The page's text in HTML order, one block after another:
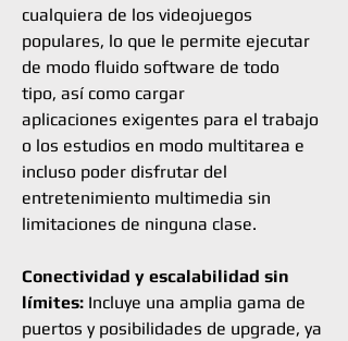
cualquiera de los videojuegos
populares, lo que le permite ejecutar
de modo fluido software de todo
tipo, así como cargar
aplicaciones exigentes para el trabajo
o los estudios en modo multitarea e
incluso poder disfrutar del
entretenimiento multimedia sin
limitaciones de ninguna clase.
Conectividad y escalabilidad sin
límites: Incluye una amplia gama de
puertos y posibilidades de upgrade, ya